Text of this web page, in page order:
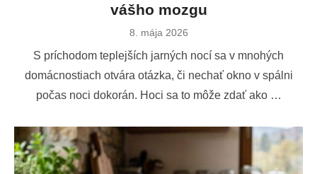
vášho mozgu
Publikované
8. mája 2026
S príchodom teplejších jarných nocí sa v mnohých
domácnostiach otvára otázka, či nechať okno v spálni
počas noci dokorán. Hoci sa to môže zdať ako …